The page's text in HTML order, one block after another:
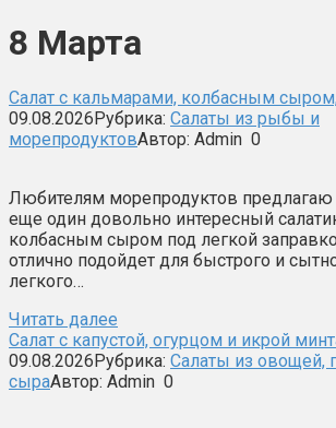
8 Марта
Салат с кальмарами, колбасным
09.08.2026Рубрика: Салаты из рыбы и
морепродуктовАвтор: Admin 0
Любителям морепродуктов предлагаю
еще один довольно интересный
колбасным сыром под легкой
отлично подойдет для быстрого и
легкого…
Читать далее
Салат с капустой, огурцом и икрой
09.08.2026Рубрика: Салаты из овощей,
сыраАвтор: Admin 0